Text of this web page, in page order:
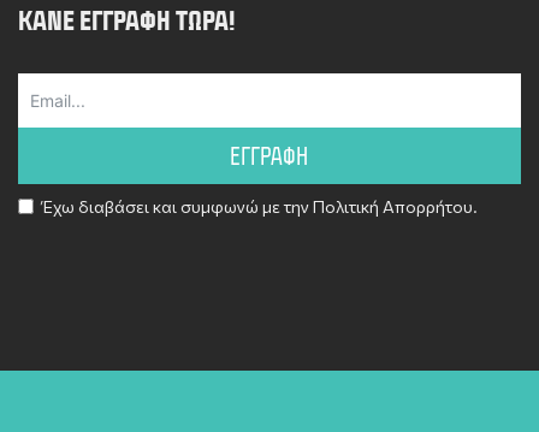
ΚΆΝΕ ΕΓΓΡΑΦΉ ΤΏΡΑ!
ΕΓΓΡΑΦΗ
Έχω διαβάσει και συμφωνώ με τηνΠολιτική Απορρήτου.